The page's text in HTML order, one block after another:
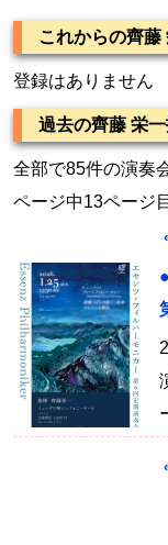
これからの齊藤
登録はありません
過去の齊藤 栄
全部で85件の演奏
ページ中13ページ